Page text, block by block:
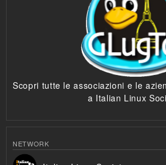
Scopri tutte le associazioni e le
a Italian Linux
NETWORK